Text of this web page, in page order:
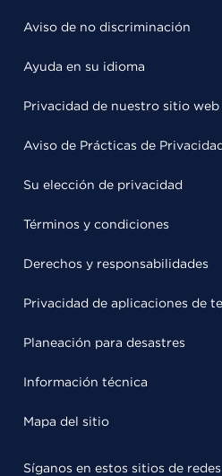
Aviso de no discriminación
Ayuda en su idioma
Privacidad de nuestro sitio web
Aviso de Prácticas de
Su elección de privacidad
Términos y condiciones
Derechos y responsabilidades
Privacidad de aplicaciones de
Planeación para desastres
Información técnica
Mapa del sitio
Síganos en estos sitios de